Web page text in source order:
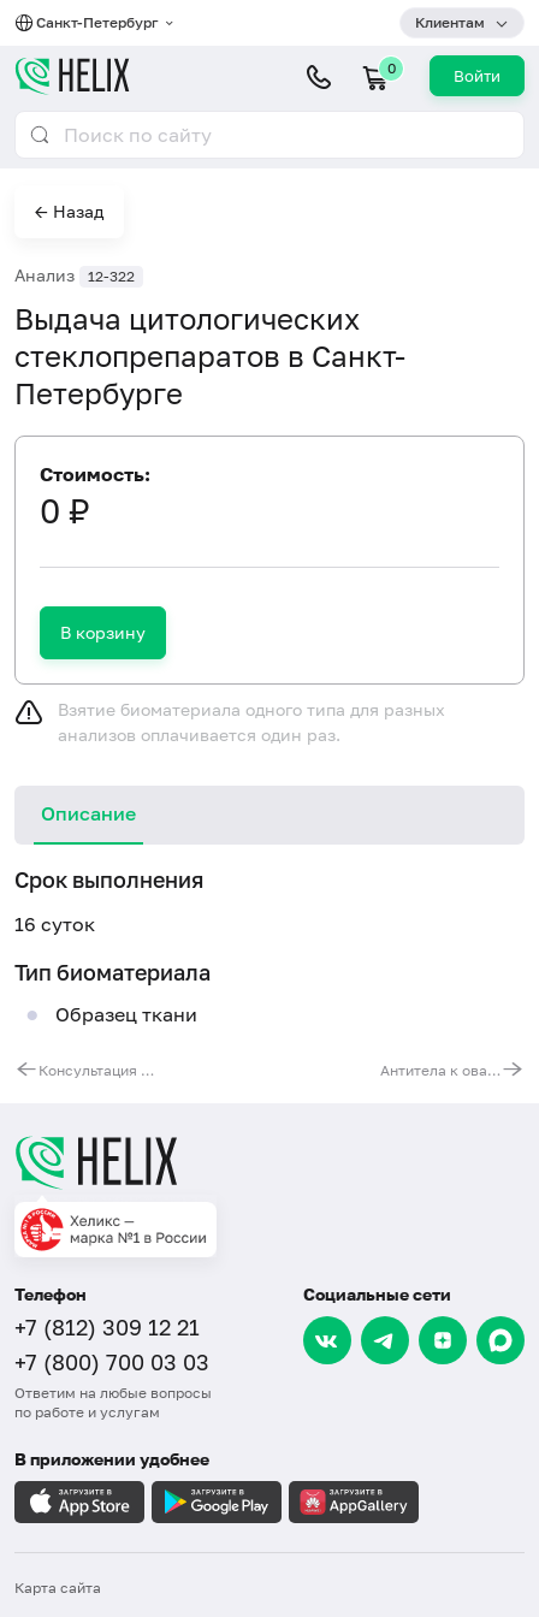
Санкт-Петербург Клиентам
0 Войти
← Назад
Анализ 12-322
Выдача цитологических
стеклопрепаратов в Санкт-
Петербурге
Стоимость:
0 ₽
В корзину
Взятие биоматериала одного типа для разных
анализов оплачивается один раз.
Описание
Срок выполнения
16 суток
Тип биоматериала
Образец ткани
Консультация биопсийного (операционного) материала любой группы сложности (второе мнение – пересмотр гистологических препаратов 11 и более стекол) Антитела к овариальным (текальным) антигенам
Телефон
+7 (812) 309 12 21
+7 (800) 700 03 03
Ответим на любые вопросы
по работе и услугам
Социальные сети
В приложении удобнее
Карта сайта